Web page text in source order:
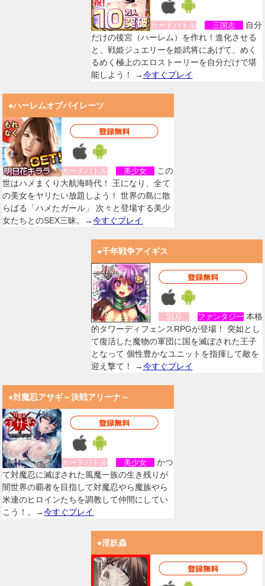
カードバトル 三国志
自分
だけの後宮（ハーレム）を作れ！進化させる
と、戦姫ジュエリーを姫武将にあげて、めく
るめく極上のエロストーリーを自分だけで堪
能しよう！ →今すぐプレイ
●ハーレムオブパイレーツ
カードバトル 美少女
この
世はハメまくり大航海時代！ 王になり、全て
の美女をヤリたい放題しよう！ 世界の島に散
らばる「ハメたガール」 次々と登場する美少
女たちとのSEX三昧。→今すぐプレイ
●千年戦争アイギス
SLG ファンタジー 本格
的タワーディフェンスRPGが登場！ 突如とし
て復活した魔物の軍団に国を滅ぼされた王子
となって 個性豊かなユニットを指揮して敵を
迎え撃て！ →今すぐプレイ
●対魔忍アサギ～決戦アリーナ～
カードバトル 美少女
かつ
て対魔忍に滅ぼされた風魔一族の生き残りが
闇世界の覇者を目指して対魔忍やら魔族やら
米連のヒロインたちを調教して仲間にしてい
こう！。→今すぐプレイ
●淫妖蟲